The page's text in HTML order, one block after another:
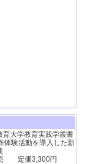
育大学教育実践学叢書
験活動を導入した新
定価3,300円